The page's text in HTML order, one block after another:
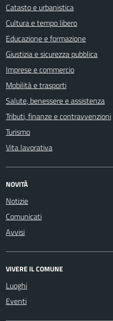
Catasto e urbanistica
Cultura e tempo libero
Educazione e formazione
Giustizia e sicurezza pubblica
Imprese e commercio
Mobilità e trasporti
Salute, benessere e assistenza
Tributi, finanze e contravvenzioni
Turismo
Vita lavorativa
NOVITÀ
Notizie
Comunicati
Avvisi
VIVERE IL COMUNE
Luoghi
Eventi